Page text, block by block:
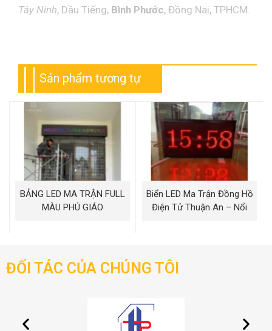
Tây Ninh, Dầu Tiếng, Bình Phước, Đồng Nai, TPHCM.
Sản phẩm tương tự
BẢNG LED MA TRẬN FULL
MÀU PHÚ GIÁO
Biển LED Ma Trận Đồng Hồ
Điện Tử Thuận An – Nổi
ĐỐI TÁC CỦA CHÚNG TÔI